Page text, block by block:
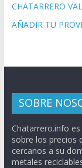
CHATARRERO
AÑADIR TU
SOBRE
Chatarrero.info
sobre los precios
cercanos a su
metales